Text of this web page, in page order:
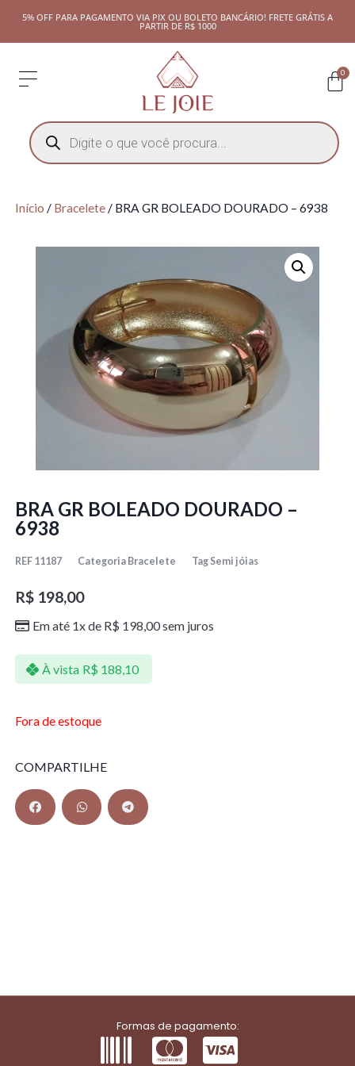
5% OFF PARA PAGAMENTO VIA PIX OU BOLETO BANCÁRIO! FRETE GRÁTIS A
PARTIR DE R$ 1000
0
Início / Bracelete/ BRA GR BOLEADO DOURADO – 6938
BRA GR BOLEADO DOURADO –
6938
REF 11187 Categoria Bracelete Tag Semi jóias
R$198,00
Em até 1x de R$ 198,00sem juros
À vista R$ 188,10
Fora de estoque
COMPARTILHE
Formas de pagamento: